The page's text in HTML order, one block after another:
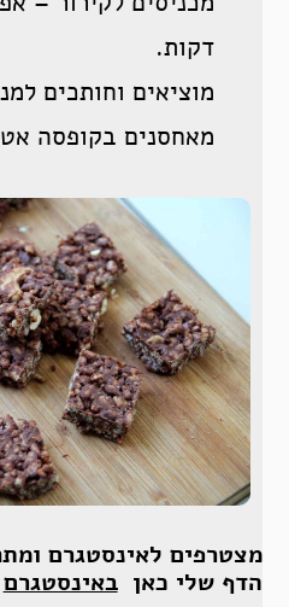
דקות.
מוציאים וחותכים
מאחסנים בקופסה
מצטרפים לאינסטגרם
הדף שלי כאןבאינסטגרם